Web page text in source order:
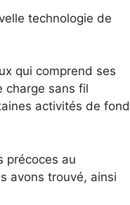
technologie de
qui comprend ses
charge sans fil
activités de fond
précoces au
avons trouvé, ainsi